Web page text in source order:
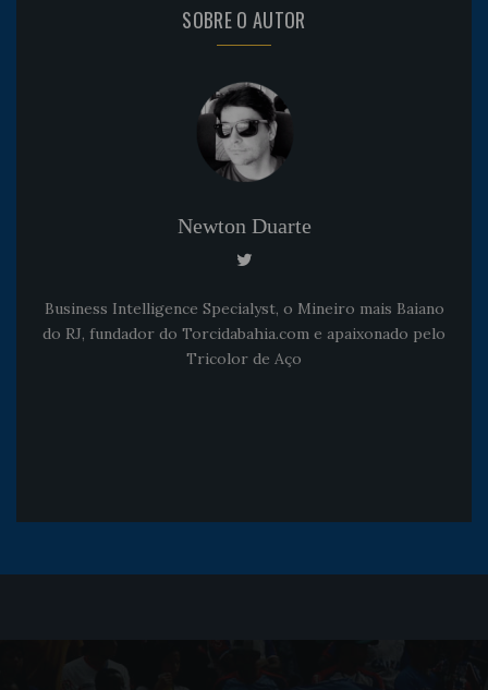
SOBRE O AUTOR
Newton Duarte
Business Intelligence Specialyst, o Mineiro mais Baiano
do RJ, fundador do Torcidabahia.com e apaixonado pelo
Tricolor de Aço